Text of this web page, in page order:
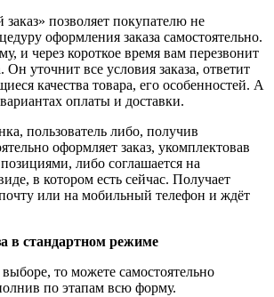
позволяет покупателю не
оформления заказа самостоятельно.
и через короткое время вам перезвонит
уточнит все условия заказа, ответит
качества товара, его особенностей. А
оплаты и доставки.
пользователь либо, получив
оформляет заказ, укомплектовав
либо соглашается на
в котором есть сейчас. Получает
или на мобильный телефон и ждёт
в стандартном режиме
то можете самостоятельно
по этапам всю форму.